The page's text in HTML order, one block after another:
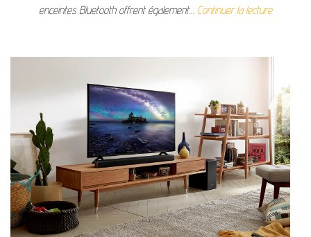
enceintes Bluetooth offrent également… Continuer la lecture